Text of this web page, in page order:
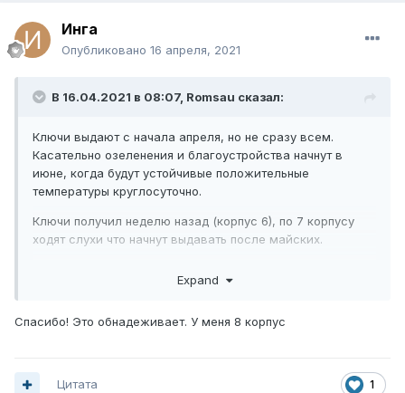
Инга
Опубликовано 16 апреля, 2021
В 16.04.2021 в 08:07, Romsau сказал:
Ключи выдают с начала апреля, но не сразу всем.
Касательно озеленения и благоустройства начнут в
июне, когда будут устойчивые положительные
температуры круглосуточно.
Ключи получил неделю назад (корпус 6), по 7 корпусу
ходят слухи что начнут выдавать после майских.
остальное в рамках разумного)
Expand
Спасибо! Это обнадеживает. У меня 8 корпус
1
Цитата